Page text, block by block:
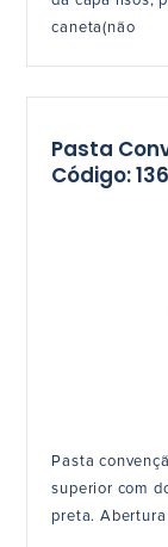
caneta(não
Pasta
Código:
Pasta
superior com
preta. Abertura